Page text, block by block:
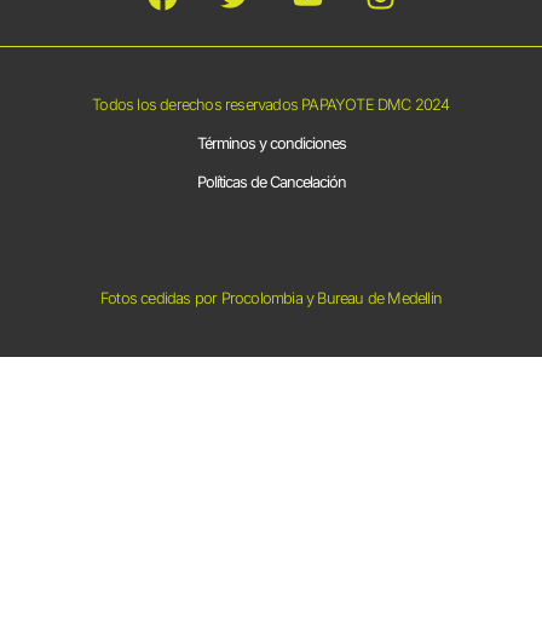
Todos los derechos reservados PAPAYOTE DMC 2024
Términos y condiciones
Políticas de Cancelación
Fotos cedidas por Procolombia y Bureau de Medellin